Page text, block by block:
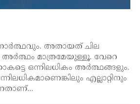
അതായത് ചില
അർത്ഥം മാത്രമേയുള്ളൂ. വേറെ
ഒന്നിലധികം അർത്ഥങ്ങളും.
എല്ലാറ്റിനും